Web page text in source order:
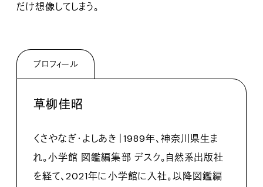
だけ想像してしまう。
プロフィール
草柳佳昭
くさやなぎ・よしあき｜1989年、神奈川県生ま
れ。小学館 図鑑編集部 デスク。自然系出版社
を経て、2021年に小学館に入社。以降図鑑編